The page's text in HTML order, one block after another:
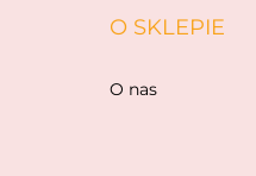
O SKLEPIE
O nas